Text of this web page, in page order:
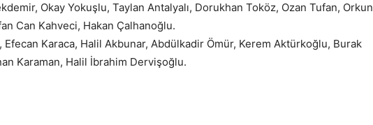
Okay Yokuşlu, Taylan Antalyalı, Dorukhan Toköz, Ozan Tufan, Orkun
Can Kahveci, Hakan Çalhanoğlu.
Efecan Karaca, Halil Akbunar, Abdülkadir Ömür, Kerem Aktürkoğlu, Burak
Karaman, Halil İbrahim Dervişoğlu.